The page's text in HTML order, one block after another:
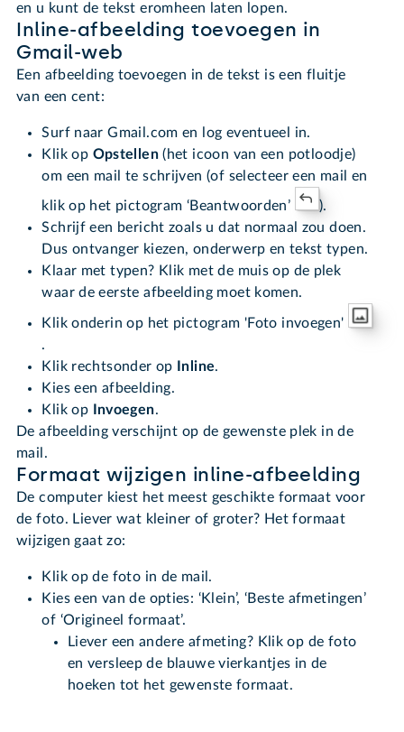
en u kunt de tekst eromheen laten lopen.
Inline-afbeelding toevoegen in
Gmail-web
Een afbeelding toevoegen in de tekst is een fluitje
van een cent:
Surf naar Gmail.com en log eventueel in.
Klik op Opstellen(het icoon van een potloodje)
om een mail te schrijven (of selecteer een mail en
klik op het pictogram ‘Beantwoorden’
).
Schrijf een bericht zoals u dat normaal zou doen.
Dus ontvanger kiezen, onderwerp en tekst typen.
Klaar met typen? Klik met de muis op de plek
waar de eerste afbeelding moet komen.
Klik onderin op het pictogram 'Foto invoegen'
.
Klik rechtsonder op
Inline.
Kies een afbeelding.
Klik op
Invoegen.
De afbeelding verschijnt op de gewenste plek in de
mail.
Formaat wijzigen inline-afbeelding
De computer kiest het meest geschikte formaat voor
de foto. Liever wat kleiner of groter? Het formaat
wijzigen gaat zo:
Klik op de foto in de mail.
Kies een van de opties: ‘Klein’, ‘Beste afmetingen’
of ‘Origineel formaat’.
Liever een andere afmeting? Klik op de foto
en versleep de blauwe vierkantjes in de
hoeken tot het gewenste formaat.